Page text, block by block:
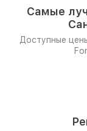
Самые
Доступные